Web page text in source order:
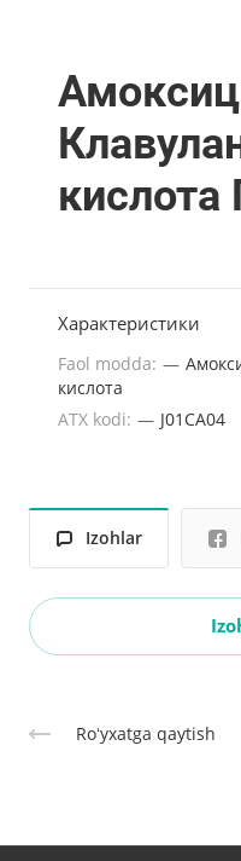
Характеристики
Faol modda: —
кислота
ATX kodi: — J01CA04
Izohlar
Roʻyxatga qaytish